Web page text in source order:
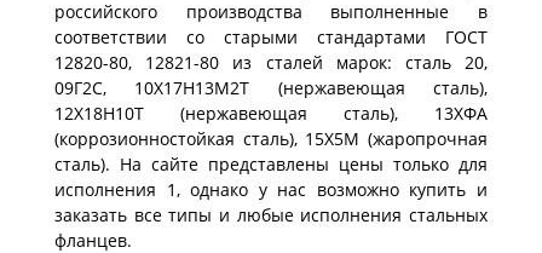
российского производства выполненные в
соответствии со старыми стандартами ГОСТ
12820-80, 12821-80 из сталей марок: сталь 20,
09Г2С, 10Х17Н13М2Т (нержавеющая сталь),
12Х18Н10Т (нержавеющая сталь), 13ХФА
(коррозионностойкая сталь), 15Х5М (жаропрочная
сталь). На сайте представлены цены только для
исполнения 1, однако у нас возможно купить и
заказать все типы и любые исполнения стальных
фланцев.